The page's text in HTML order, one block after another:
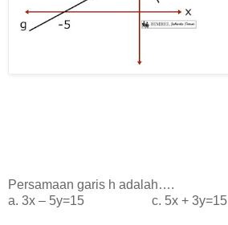
Persamaan garis h adalah….
a. 3x – 5y=15 c. 5x + 3y=15